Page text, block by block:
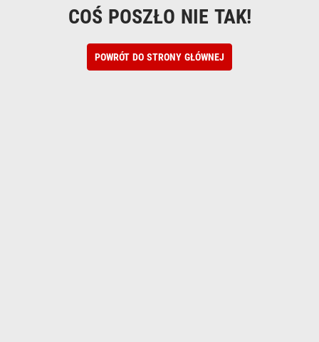
COŚ POSZŁO NIE TAK!
POWRÓT DO STRONY GŁÓWNEJ